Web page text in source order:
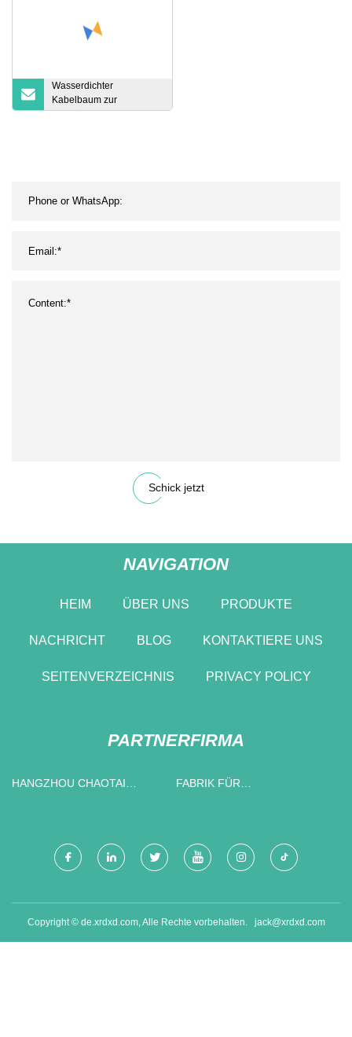
Wasserdichter
Kabelbaum zur
Qualitätssicherung
Schick jetzt
NAVIGATION
HEIM ÜBER UNS PRODUKTE
NACHRICHT BLOG KONTAKTIERE UNS
SEITENVERZEICHNIS PRIVACY POLICY
PARTNERFIRMA
HANGZHOU CHAOTAI
FABRIK FÜR
Copyright © de.xrdxd.com, Alle Rechte vorbehalten. jack@xrdxd.com